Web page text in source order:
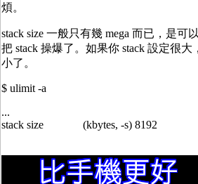
煩。
stack size 一般只有幾 mega 而已，是可
把 stack 操爆了。如果你 stack 設定很大
小了。
$ ulimit -a
...
stack size (kbytes, -s) 8192